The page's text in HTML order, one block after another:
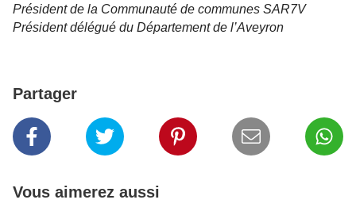
Président de la Communauté de communes SAR7V
Président délégué du Département de l’Aveyron
Partager
Vous aimerez aussi